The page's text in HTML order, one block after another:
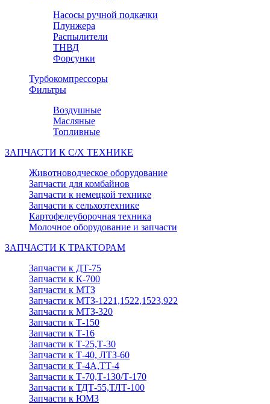
Насосы ручной подкачки
Плунжера
Распылители
ТНВД
Форсунки
Турбокомпрессоры
Фильтры
Воздушные
Масляные
Топливные
ЗАПЧАСТИ К С/Х ТЕХНИКЕ
Животноводческое оборудование
Запчасти для комбайнов
Запчасти к немецкой технике
Запчасти к сельхозтехнике
Картофелеуборочная техника
Молочное оборудование и запчасти
ЗАПЧАСТИ К ТРАКТОРАМ
Запчасти к ДТ-75
Запчасти к К-700
Запчасти к МТЗ
Запчасти к МТЗ-1221,1522,1523,922
Запчасти к МТЗ-320
Запчасти к Т-150
Запчасти к Т-16
Запчасти к Т-25,Т-30
Запчасти к Т-40, ЛТЗ-60
Запчасти к Т-4А,ТТ-4
Запчасти к Т-70,Т-130/Т-170
Запчасти к ТДТ-55,ТЛТ-100
Запчасти к ЮМЗ